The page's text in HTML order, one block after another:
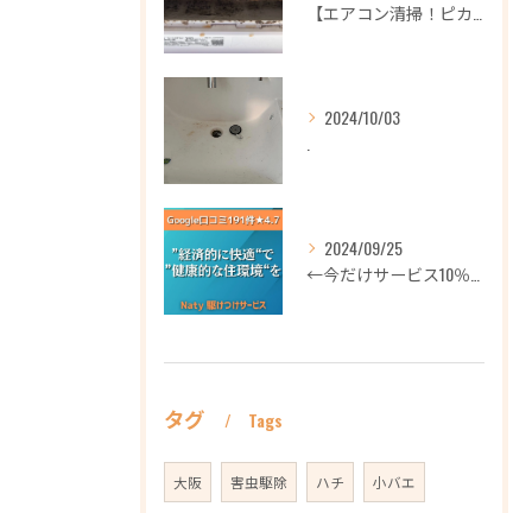
2024/10/03
2024/09/25
タグ Tags
大阪 害虫駆除 ハチ 小バエ